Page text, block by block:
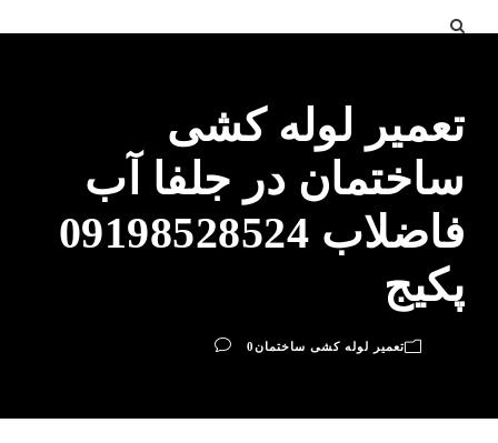
تعمیر لوله کشی
ساختمان در جلفا آب
فاضلاب 09198528524
پکیج
تعمیر لوله کشی ساختمان0